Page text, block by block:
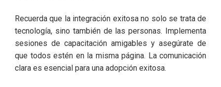
Recuerda que la integración exitosa no solo se trata de
tecnología, sino también de las personas. Implementa
sesiones de capacitación amigables y asegúrate de
que todos estén en la misma página. La comunicación
clara es esencial para una adopción exitosa.